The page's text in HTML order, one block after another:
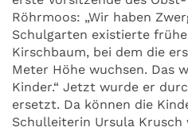
Röhrmoos: „Wir haben
Schulgarten existierte
Kirschbaum, bei dem die
Meter Höhe wuchsen. Das
Kinder.“ Jetzt wurde er
ersetzt. Da können die
Schulleiterin Ursula Krusch